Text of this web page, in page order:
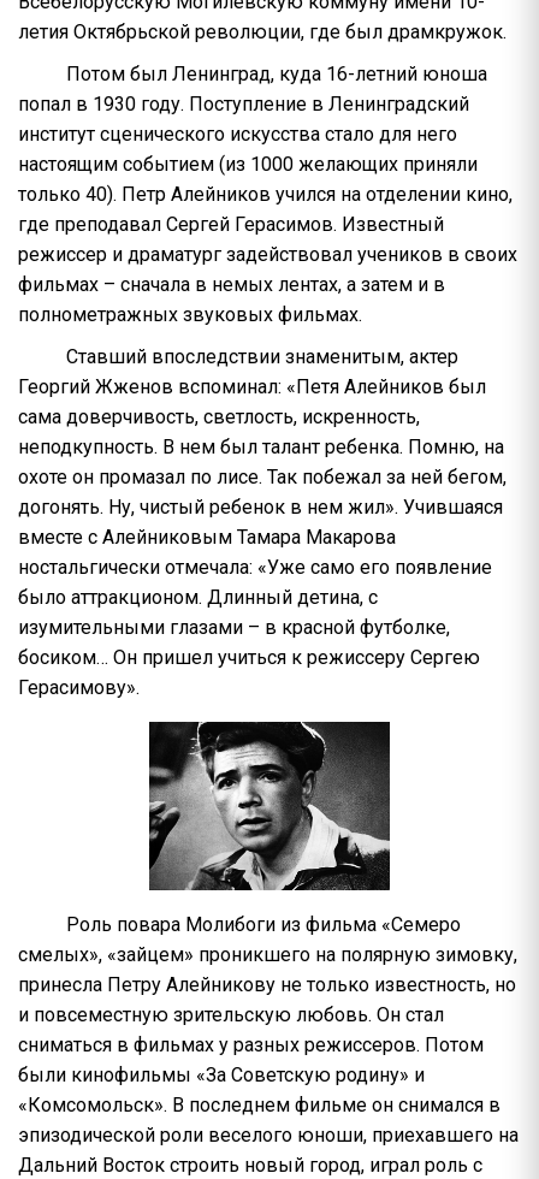
летия Октябрьской революции, где был драмкружок.
Потом был Ленинград, куда 16-летний юноша
попал в 1930 году. Поступление в Ленинградский
институт сценического искусства стало для него
настоящим событием (из 1000 желающих приняли
только 40). Петр Алейников учился на отделении кино,
где преподавал Сергей Герасимов. Известный
режиссер и драматург задействовал учеников в своих
фильмах – сначала в немых лентах, а затем и в
полнометражных звуковых фильмах.
Ставший впоследствии знаменитым, актер
Георгий Жженов вспоминал: «Петя Алейников был
сама доверчивость, светлость, искренность,
неподкупность. В нем был талант ребенка. Помню, на
охоте он промазал по лисе. Так побежал за ней бегом,
догонять. Ну, чистый ребенок в нем жил». Учившаяся
вместе с Алейниковым Тамара Макарова
ностальгически отмечала: «Уже само его появление
было аттракционом. Длинный детина, с
изумительными глазами – в красной футболке,
босиком… Он пришел учиться к режиссеру Сергею
Герасимову».
Роль повара Молибоги из фильма «Семеро
смелых», «зайцем» проникшего на полярную зимовку,
принесла Петру Алейникову не только известность, но
и повсеместную зрительскую любовь. Он стал
сниматься в фильмах у разных режиссеров. Потом
были кинофильмы «За Советскую родину» и
«Комсомольск». В последнем фильме он снимался в
эпизодической роли веселого юноши, приехавшего на
Дальний Восток строить новый город, играл роль с